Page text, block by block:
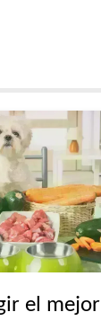
el mejor